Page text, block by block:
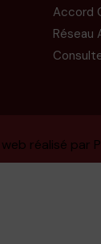
Accord
Réseau
réalisé par